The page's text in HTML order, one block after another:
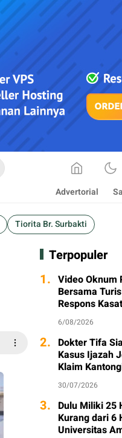
Advertorial
Tiorita Br. Surbakti
Terpopuler
1. Video Oknum
Bersama
Respons
6/08/2026
2. Dokter Tifa
Kasus Ijazah
Klaim
30/07/2026
3. Dulu Miliki 25
Kurang dari 6
Universitas